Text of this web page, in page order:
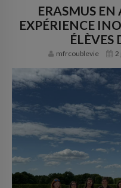
MOBILITÉ
INFOS PRATIQUES
CONTACT
ERASMUS
EXPÉRIENCE
ÉLÈVES
mfrcoublevie 2